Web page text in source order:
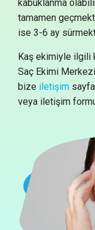
kabuklanma
tamamen
ise 3-6 ay
Kaş ekimiyle ilgili
Saç Ekimi
bize iletişim
veya iletişim